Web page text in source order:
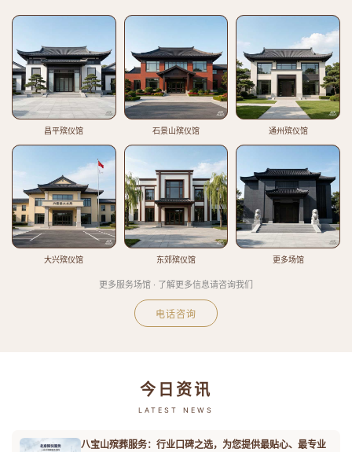
昌平殡仪馆 石景山殡仪馆 通州殡仪馆
大兴殡仪馆 东郊殡仪馆 更多场馆
更多服务场馆 · 了解更多信息请咨询我们
电话咨询
今日资讯
LATEST NEWS
八宝山殡葬服务：行业口碑之选，为您提供最贴心、最专业